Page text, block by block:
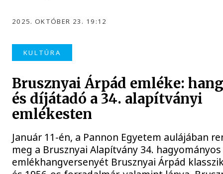
2025. OKTÓBER 23. 19:12
KULTÚRA
Brusznyai Árpád emléke:
és díjátadó a 34. alapítványi
emlékesten
Január 11-én, a Pannon Egyetem aulájában
meg a Brusznyai Alapítvány 34. hagyományos
emlékhangversenyét Brusznyai Árpád